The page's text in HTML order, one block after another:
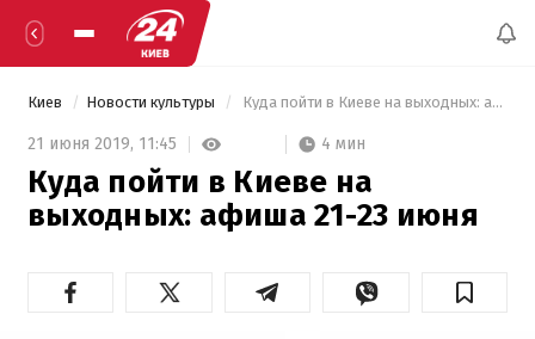
Киев Новости культуры Куда пойти в Киеве на выходных: афиша 21-23 июня
21 июня 2019, 11:45 4 мин
Куда пойти в Киеве на
выходных: афиша 21-23 июня